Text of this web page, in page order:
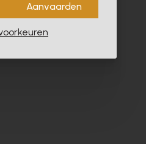
Aanvaarden